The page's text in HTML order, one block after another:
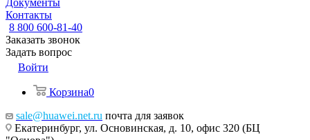
Документы
Контакты
8 800 600-81-40
Заказать звонок
Задать вопрос
Войти
Корзина0
sale@huawei.net.ru почта для заявок
Екатеринбург, ул. Основинская, д. 10, офис 320 (БЦ